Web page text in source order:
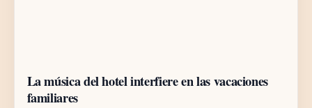
La música del hotel interfiere en las vacaciones
familiares